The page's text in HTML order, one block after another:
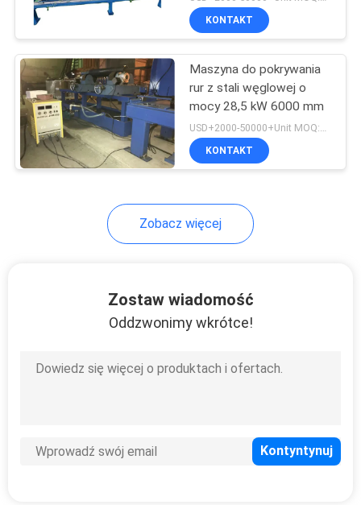
Maszyna
spawalniająca na
bramce
spawania
Maszyna do
KONTAKT
Maszyna do pokrywania
rur z stali węglowej o
mocy 28,5 kW 6000 mm
USD+2000-50000+Unit MOQ:1 JEDNOSTKA
KONTAKT
Zobacz więcej
Zostaw wiadomość
Oddzwonimy wkrótce!